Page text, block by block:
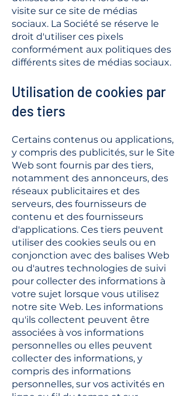
visite sur ce site de médias
sociaux. La Société se réserve le
droit d'utiliser ces pixels
conformément aux politiques des
différents sites de médias sociaux.
Utilisation de cookies par
des tiers
Certains contenus ou applications,
y compris des publicités, sur le Site
Web sont fournis par des tiers,
notamment des annonceurs, des
réseaux publicitaires et des
serveurs, des fournisseurs de
contenu et des fournisseurs
d'applications. Ces tiers peuvent
utiliser des cookies seuls ou en
conjonction avec des balises Web
ou d'autres technologies de suivi
pour collecter des informations à
votre sujet lorsque vous utilisez
notre site Web. Les informations
qu'ils collectent peuvent être
associées à vos informations
personnelles ou elles peuvent
collecter des informations, y
compris des informations
personnelles, sur vos activités en